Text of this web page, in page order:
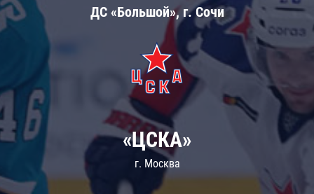
ДС «Большой», г. Сочи
«ЦСКА»
г. Москва